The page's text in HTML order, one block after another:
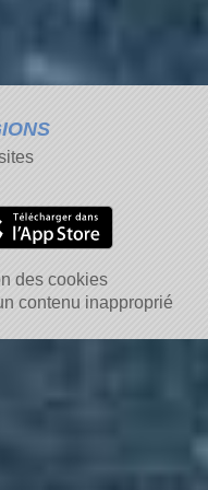
des cookies
contenu inapproprié